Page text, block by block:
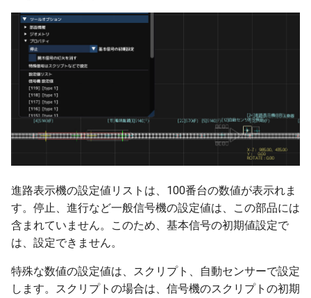
進路表示機の設定値リストは、100番台の数値が表示れま
す。停止、進行など一般信号機の設定値は、この部品には
含まれていません。このため、基本信号の初期値設定で
は、設定できません。
特殊な数値の設定値は、スクリプト、自動センサーで設定
します。スクリプトの場合は、信号機のスクリプトの初期